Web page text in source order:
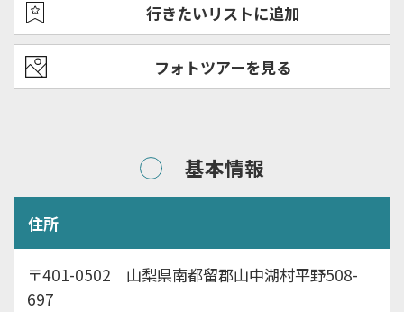
行きたいリストに追加
フォトツアーを見る
基本情報
住所
〒401-0502 山梨県南都留郡山中湖村平野508-
697